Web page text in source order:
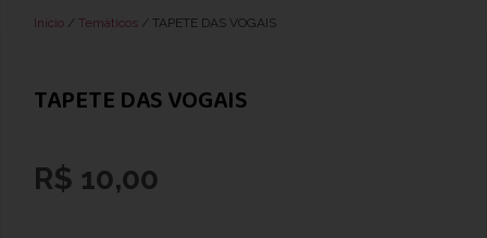
Início / Temáticos / TAPETE DAS VOGAIS
TAPETE DAS VOGAIS
R$ 10,00